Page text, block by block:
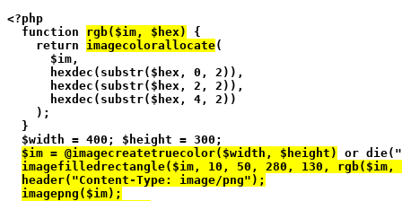
<?php
  function
rgb($im, $hex)
{
    return
imagecolorallocate(
      $im,
      hexdec(substr($hex, 0, 2)),
      hexdec(substr($hex, 2, 2)),
      hexdec(substr($hex, 4, 2))
    );
  }
  $width = 400; $height = 300;
$im = @imagecreatetruecolor($width, $height)
or
imagefilledrectangle($im, 10, 50, 280, 130, rgb($im,
header("Content-Type: image/png");
imagepng($im);